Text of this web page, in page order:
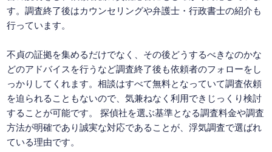
す。調査終了後はカウンセリングや弁護士・行政書士の紹介も
行っています。
不貞の証拠を集めるだけでなく、その後どうするべきなのかな
どのアドバイスを行うなど調査終了後も依頼者のフォローをし
っかりしてくれます。相談はすべて無料となっていて調査依頼
を迫られることもないので、気兼ねなく利用できじっくり検討
することが可能です。 探偵社を選ぶ基準となる調査料金や調査
方法が明確であり誠実な対応であることが、浮気調査で選ばれ
ている理由です。